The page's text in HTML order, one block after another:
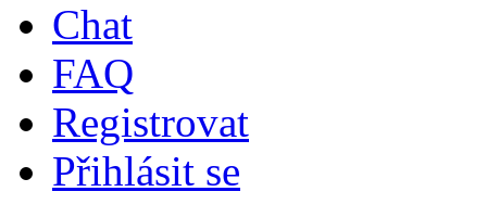
Chat
FAQ
Registrovat
Přihlásit se